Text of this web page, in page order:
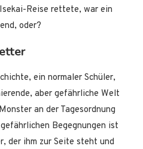
Reise rettete, war ein
oder?
ein normaler Schüler,
aber gefährliche Welt
an der Tagesordnung
Begegnungen ist
der ihm zur Seite steht und